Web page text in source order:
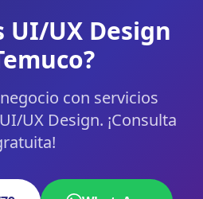
UI/UX Design
con servicios
UX Design. ¡Consulta